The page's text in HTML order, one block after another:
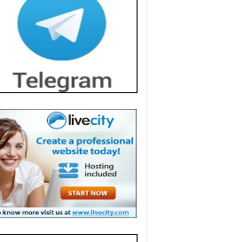
חשיפת מה שלא
רוצים שתדעו בעניין
פריסת אנלימיטד
(בניחוח בלתי נסבל) -
כאן
חשיפה: איוב קרא
אישר לקבוצת סלקום
בדיוק מה שביבי אישר
כאן
האם השר איוב קרא
היה צריך בכלל לחתום
על האישור, שנתן